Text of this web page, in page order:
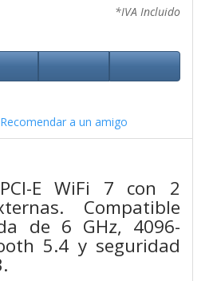
*IVA Incluido
Recomendar a un amigo
E WiFi 7 con 2
Compatible
de 6 GHz, 4096-
5.4 y seguridad